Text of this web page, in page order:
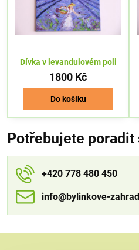
Dívka v levandulovém poli
1800 Kč
Do košíku
Potřebujete poradit
+420 778 480 450
info​​@bylinkove-